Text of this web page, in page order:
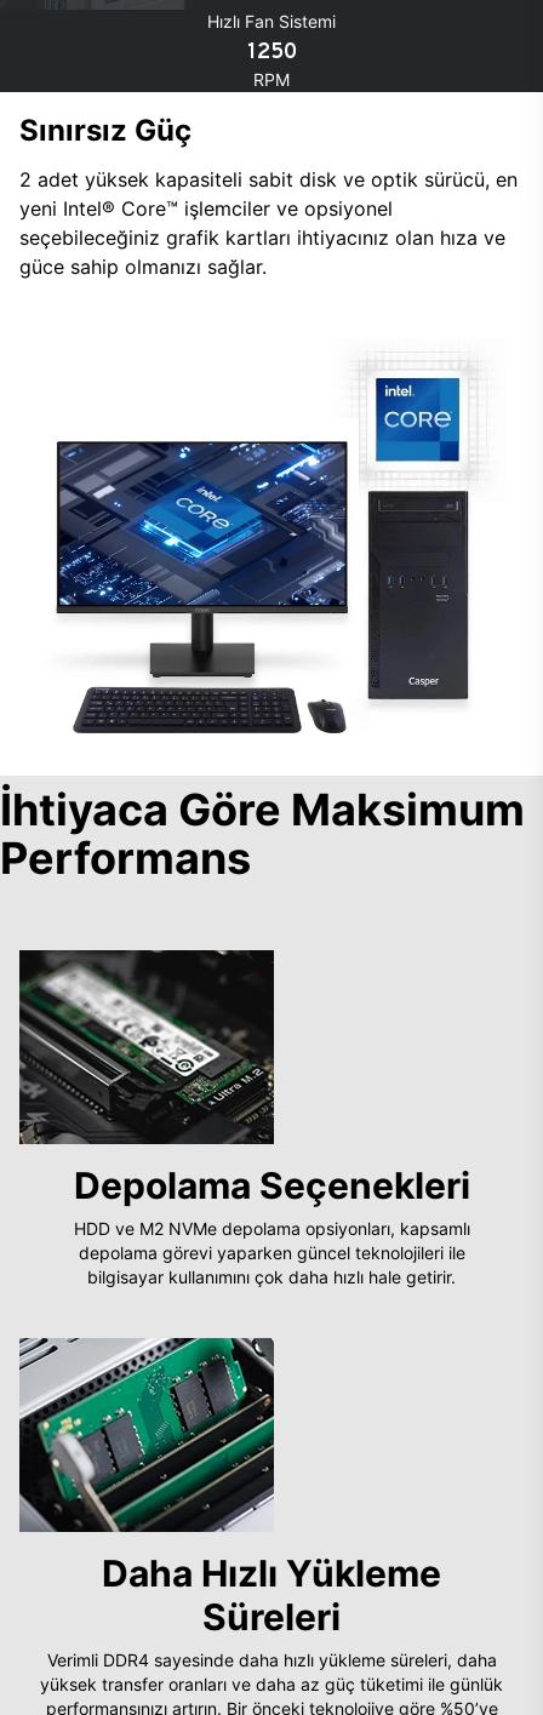
Hızlı Fan Sistemi
1250
RPM
Sınırsız Güç
2 adet yüksek kapasiteli sabit disk ve optik sürücü, en
yeni Intel® Core™ işlemciler ve opsiyonel
seçebileceğiniz grafik kartları ihtiyacınız olan hıza ve
güce sahip olmanızı sağlar.
İhtiyaca Göre Maksimum
Performans
Depolama Seçenekleri
HDD ve M2 NVMe depolama opsiyonları, kapsamlı
depolama görevi yaparken güncel teknolojileri ile
bilgisayar kullanımını çok daha hızlı hale getirir.
Daha Hızlı Yükleme
Süreleri
Verimli DDR4 sayesinde daha hızlı yükleme süreleri, daha
yüksek transfer oranları ve daha az güç tüketimi ile günlük
performansınızı artırın. Bir önceki teknolojiye göre %50’ye